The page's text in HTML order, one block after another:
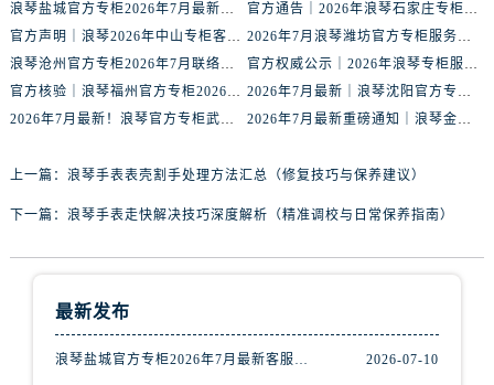
天津市和平区赤峰道136号天津国际金融中心26层2603室浪琴售后服务中心（需提前预约）
安徽省安庆市迎江区人民路浪琴售后服务中心（需提前预约）
安徽省池州市贵池区长江路浪琴售后服务中心（需提前预约）
浪琴盐城官方专柜2026年7月最新客服热线通知，权威服务信息全收录
官方通告｜2026年浪琴石家庄专柜客户服务中心热线7月公示
官方声明｜浪琴2026年中山专柜客户服务热线7月更新（专柜名录公示）
2026年7月浪琴潍坊官方专柜服务指南｜客户服务热线+门店核验
浪琴沧州官方专柜2026年7月联络热线｜客服服务指南+门店信息
官方权威公示｜2026年浪琴专柜服务网络焕新：中山区门店客服热线全核验
官方核验｜浪琴福州官方专柜2026年7月客户服务信息公告
2026年7月最新｜浪琴沈阳官方专柜服务电话+门店信息综合公示
2026年7月最新！浪琴官方专柜武汉客户服务电话+信息核验权威发布
2026年7月最新重磅通知｜浪琴金华官方专柜客户服务热线与门店攻略
上一篇： 浪琴手表表壳割手处理方法汇总（修复技巧与保养建议）
下一篇： 浪琴手表走快解决技巧深度解析（精准调校与日常保养指南）
最新发布
浪琴盐城官方专柜2026年7月最新客服热线通知，权威服务信息全收录 2026-07-10